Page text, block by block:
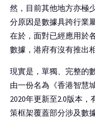
然，目前其他地方亦極
分原因是數據具跨行業
在於，面對已經應用於
數據，港府有沒有推出
現實是，單獨、完整的
由一份名為《香港智慧
2020年更新至2.0版本
策框架覆蓋部分涉及數